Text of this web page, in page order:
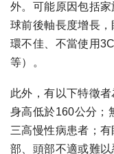
外。可能原因包括
球前後軸長度增長
環不佳、不當使用
等）。
此外，有以下特徵
身高低於160公分；
三高慢性病患者；
部、頭部不適或難